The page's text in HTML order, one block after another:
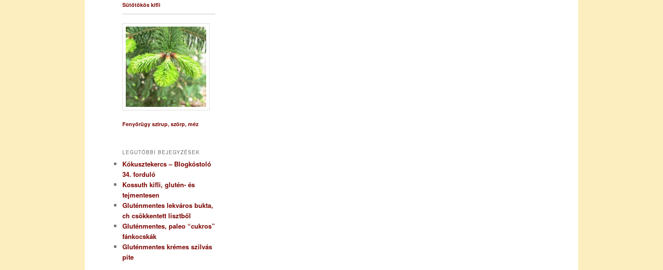
Sütőtökös kifli
Fenyőrügy szirup, szörp, méz
LEGUTÓBBI BEJEGYZÉSEK
Kókusztekercs – Blogkóstoló
34. forduló
Kossuth kifli, glutén- és
tejmentesen
Gluténmentes lekváros bukta,
ch csökkentett lisztből
Gluténmentes, paleo “cukros”
fánkocskák
Gluténmentes krémes szilvás
pite